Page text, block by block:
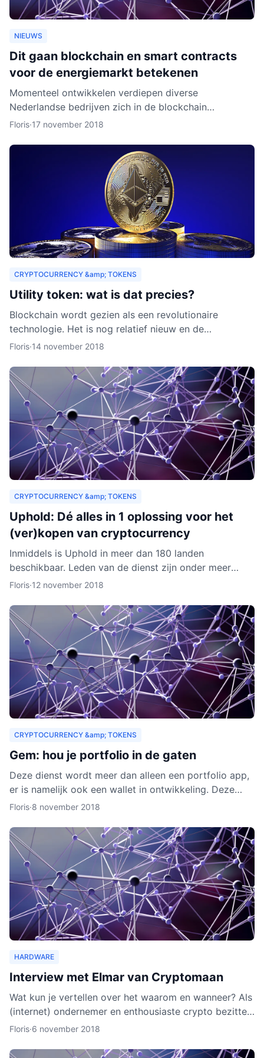
NIEUWS
Dit gaan blockchain en smart contracts
voor de energiemarkt betekenen
Momenteel ontwikkelen verdiepen diverse
Nederlandse bedrijven zich in de blockchain
technologie. Enkele daarvan, zoals BlockLab uit
Floris·17 november 2018
CRYPTOCURRENCY &amp; TOKENS
Utility token: wat is dat precies?
Blockchain wordt gezien als een revolutionaire
technologie. Het is nog relatief nieuw en de
verwachting is dat het zich de komende jaren verder
Floris·14 november 2018
CRYPTOCURRENCY &amp; TOKENS
Uphold: Dé alles in 1 oplossing voor het
(ver)kopen van cryptocurrency
Inmiddels is Uphold in meer dan 180 landen
beschikbaar. Leden van de dienst zijn onder meer
bedrijven, ontwikkelaars, particulieren, ngo’s en non-
Floris·12 november 2018
CRYPTOCURRENCY &amp; TOKENS
Gem: hou je portfolio in de gaten
Deze dienst wordt meer dan alleen een portfolio app,
er is namelijk ook een wallet in ontwikkeling. Deze
wallet gaat verschillende cryptocurrencies en token
Floris·8 november 2018
HARDWARE
Interview met Elmar van Cryptomaan
Wat kun je vertellen over het waarom en wanneer? Als
(internet) ondernemer en enthousiaste crypto bezitter
was het een logische keuze om de webshop te
Floris·6 november 2018